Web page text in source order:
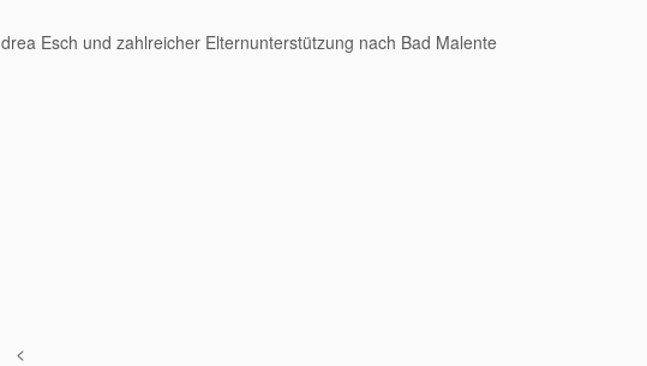
Esch und zahlreicher Elternunterstützung nach Bad Malente
<